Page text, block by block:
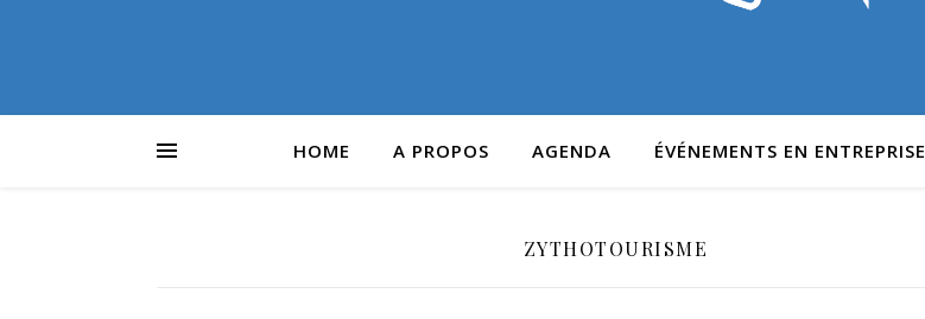
HOME A PROPOS AGENDA ÉVÉNEMENTS EN ENTREPRISE
ZYTHOTOURISME